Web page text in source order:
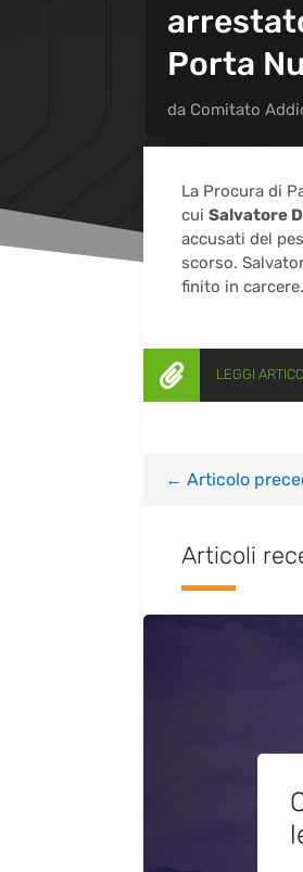
Porta
da Comitato
La Procura di
cui Salvatore
accusati del
scorso.
finito in carcere.
 LEGGI
← Articolo
Articoli